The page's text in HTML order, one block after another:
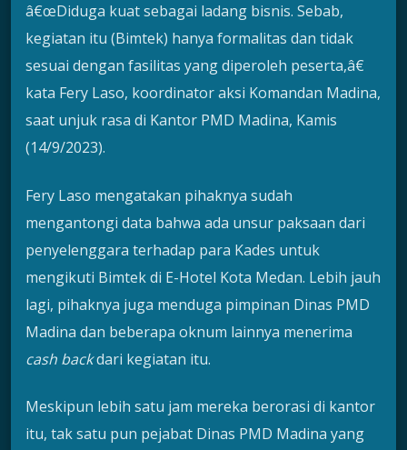
â€œDiduga kuat sebagai ladang bisnis. Sebab,
kegiatan itu (Bimtek) hanya formalitas dan tidak
sesuai dengan fasilitas yang diperoleh peserta,â€
kata Fery Laso, koordinator aksi Komandan Madina,
saat unjuk rasa di Kantor PMD Madina, Kamis
(14/9/2023).
Fery Laso mengatakan pihaknya sudah
mengantongi data bahwa ada unsur paksaan dari
penyelenggara terhadap para Kades untuk
mengikuti Bimtek di E-Hotel Kota Medan. Lebih jauh
lagi, pihaknya juga menduga pimpinan Dinas PMD
Madina dan beberapa oknum lainnya menerima
cash backdari kegiatan itu.
Meskipun lebih satu jam mereka berorasi di kantor
itu, tak satu pun pejabat Dinas PMD Madina yang